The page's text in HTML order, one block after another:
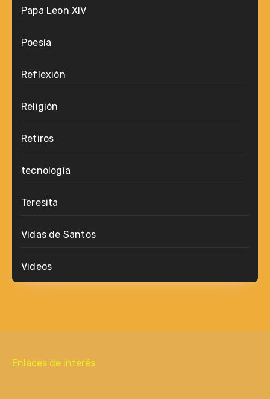
Papa Leon XIV
Poesía
Reflexión
Religión
Retiros
tecnología
Teresita
Vidas de Santos
Videos
Enlaces de interés